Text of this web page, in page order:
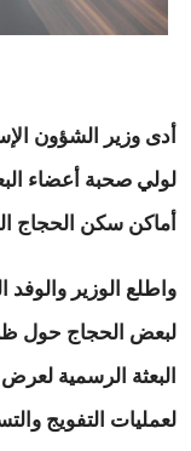
أدى وزير الشؤون
لولي صحبة أعضاء
أماكن سكن الحجاج
واطلع الوزير
لبعض الحجاج حول
البعثة الرسمية
لعمليات التفويج